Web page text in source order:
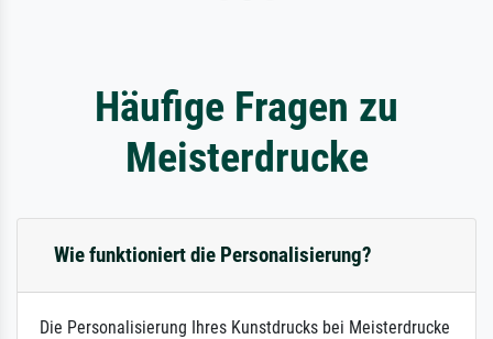
Häufige Fragen zu
Meisterdrucke
Wie funktioniert die Personalisierung?
Die Personalisierung Ihres Kunstdrucks bei Meisterdrucke